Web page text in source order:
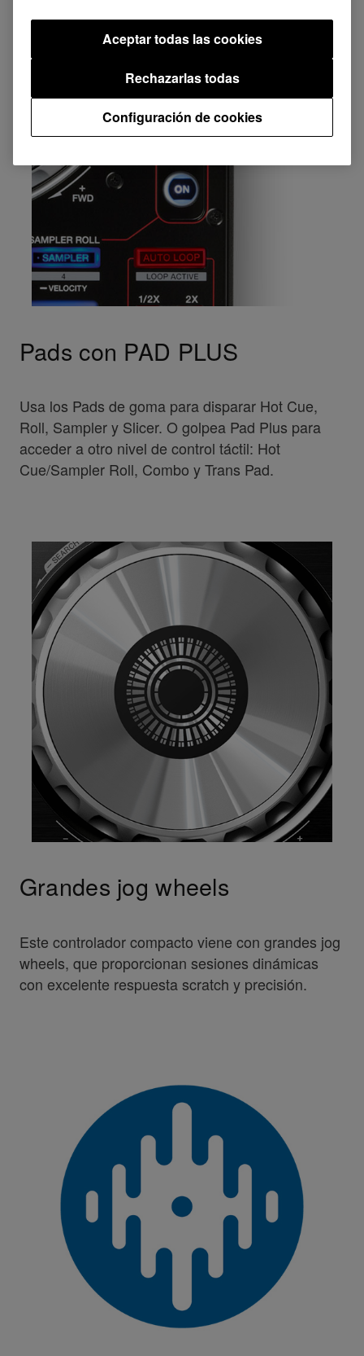
Pads con PAD PLUS
Usa los Pads de goma para disparar Hot Cue,
Roll, Sampler y Slicer. O golpea Pad Plus para
acceder a otro nivel de control táctil: Hot
Cue/Sampler Roll, Combo y Trans Pad.
Grandes jog wheels
Este controlador compacto viene con grandes jog
wheels, que proporcionan sesiones dinámicas
con excelente respuesta scratch y precisión.
Configuración de cookies
Rechazarlas todas
Aceptar todas las cookies